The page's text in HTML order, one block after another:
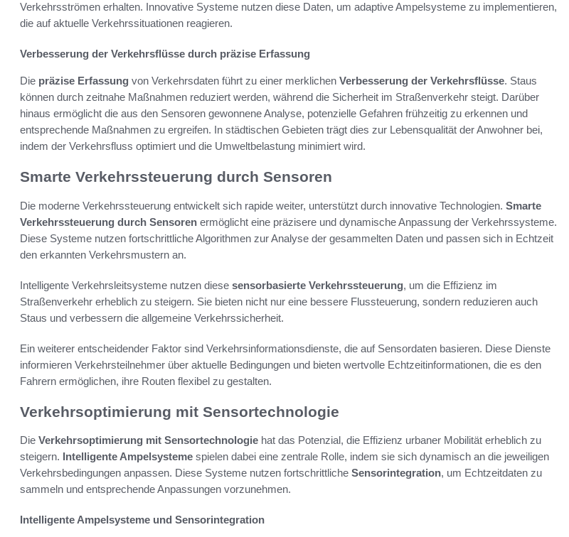
Verkehrsströmen erhalten. Innovative Systeme nutzen diese Daten, um adaptive Ampelsysteme zu implementieren,
die auf aktuelle Verkehrssituationen reagieren.
Verbesserung der Verkehrsflüsse durch präzise Erfassung
Die präzise Erfassung von Verkehrsdaten führt zu einer merklichen Verbesserung der Verkehrsflüsse. Staus
können durch zeitnahe Maßnahmen reduziert werden, während die Sicherheit im Straßenverkehr steigt. Darüber
hinaus ermöglicht die aus den Sensoren gewonnene Analyse, potenzielle Gefahren frühzeitig zu erkennen und
entsprechende Maßnahmen zu ergreifen. In städtischen Gebieten trägt dies zur Lebensqualität der Anwohner bei,
indem der Verkehrsfluss optimiert und die Umweltbelastung minimiert wird.
Smarte Verkehrssteuerung durch Sensoren
Die moderne Verkehrssteuerung entwickelt sich rapide weiter, unterstützt durch innovative Technologien. Smarte
Verkehrssteuerung durch Sensoren ermöglicht eine präzisere und dynamische Anpassung der Verkehrssysteme.
Diese Systeme nutzen fortschrittliche Algorithmen zur Analyse der gesammelten Daten und passen sich in Echtzeit
den erkannten Verkehrsmustern an.
Intelligente Verkehrsleitsysteme nutzen diese sensorbasierte Verkehrssteuerung, um die Effizienz im
Straßenverkehr erheblich zu steigern. Sie bieten nicht nur eine bessere Flussteuerung, sondern reduzieren auch
Staus und verbessern die allgemeine Verkehrssicherheit.
Ein weiterer entscheidender Faktor sind Verkehrsinformationsdienste, die auf Sensordaten basieren. Diese Dienste
informieren Verkehrsteilnehmer über aktuelle Bedingungen und bieten wertvolle Echtzeitinformationen, die es den
Fahrern ermöglichen, ihre Routen flexibel zu gestalten.
Verkehrsoptimierung mit Sensortechnologie
Die Verkehrsoptimierung mit Sensortechnologie hat das Potenzial, die Effizienz urbaner Mobilität erheblich zu
steigern. Intelligente Ampelsysteme spielen dabei eine zentrale Rolle, indem sie sich dynamisch an die jeweiligen
Verkehrsbedingungen anpassen. Diese Systeme nutzen fortschrittliche Sensorintegration, um Echtzeitdaten zu
sammeln und entsprechende Anpassungen vorzunehmen.
Intelligente Ampelsysteme und Sensorintegration